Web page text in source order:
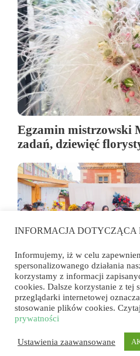
Egzamin mistrzowski
zadań, dziewięć
Florystyka wyszła na
„Przyjęcie w ogrodzie
artysty” we Wrocławiu
INFORMACJA DOTYCZĄCA
Informujemy, iż w celu
spersonalizowanego działania
korzystamy z informacji
cookies. Dalsze korzystanie z tej
przeglądarki internetowej
stosowanie plików cookies.
prywatności
Ustawienia zaawansowane